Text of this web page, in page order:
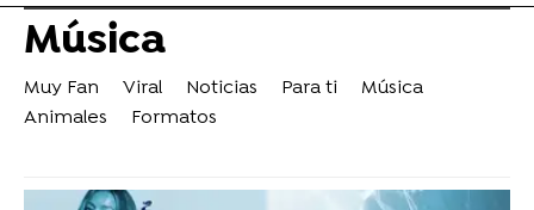
Música
Muy Fan Viral Noticias Para ti
Música
Animales
Formatos